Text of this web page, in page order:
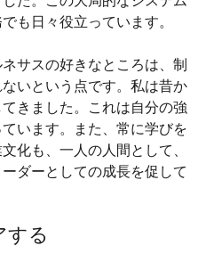
も日々役立っています。
サスの好きなところは、制
いという点です。私は昔か
きました。これは自分の強
います。また、常に学びを
化も、一人の人間として、
ダーとしての成長を促して
する